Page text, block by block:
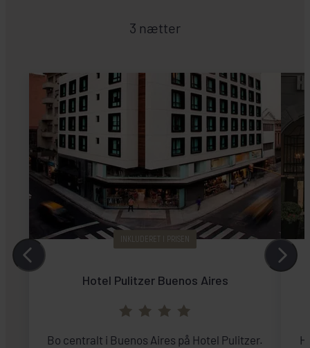
3 nætter
INKLUDERET I PRISEN
Hotel Pulitzer Buenos Aires
Bo centralt i Buenos Aires på Hotel Pulitzer.